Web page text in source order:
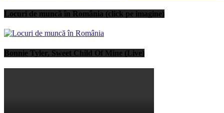
Locuri de muncă în România (click pe imagine)
Bonnie Tyler, Sweet Child Of Mine (Live)